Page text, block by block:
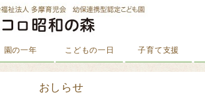
園の一年 こどもの一日 子育て支援
おしらせ